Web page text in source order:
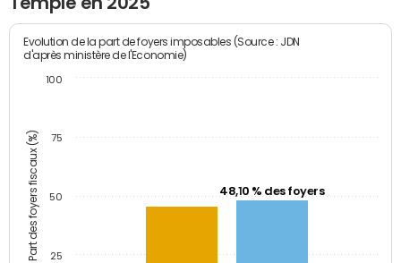
Part des foyers fiscaux (%)
Evolution de la part de foyers imposables (Source : JDN
d'après ministère de l'Economie)
48,10 % des foyers
25
50
75
100